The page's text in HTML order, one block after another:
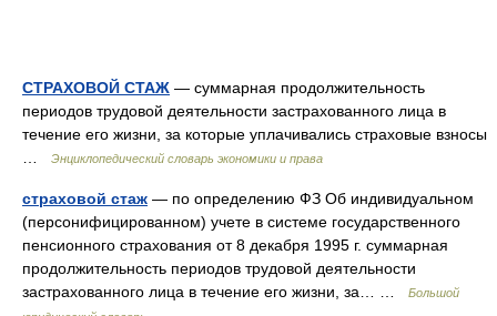
СТРАХОВОЙ СТАЖ — суммарная продолжительность
периодов трудовой деятельности застрахованного лица в
течение его жизни, за которые уплачивались страховые взносы
Энциклопедический словарь экономики и права
страховой стаж — по определению ФЗ Об индивидуальном
(персонифицированном) учете в системе государственного
пенсионного страхования от 8 декабря 1995 г. суммарная
продолжительность периодов трудовой деятельности
застрахованного лица в течение его жизни, за… …
Большой